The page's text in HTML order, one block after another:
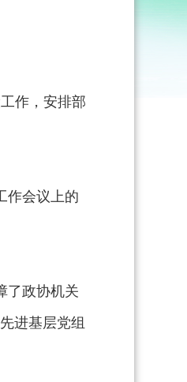
作，安排部
作会议上的
了政协机关
进基层党组